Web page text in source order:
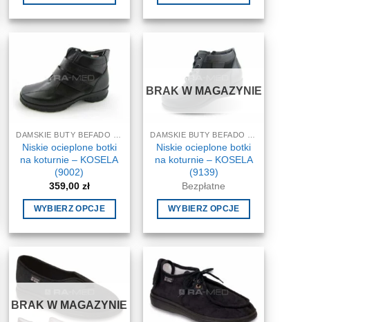
produkt
wiele
wariantów.
Opcje
można
na
stronie
produktu
produkt
wiele
Opcje
na
stronie
produktu
Niskie ocieplone botki
na koturnie – KOSELA
(9002)
359,00 zł
WYBIERZ OPCJE
produkt
wiele
wariantów.
Opcje
BRAK W MAGAZYNIE
Niskie ocieplone botki
na koturnie – KOSELA
(9139)
Bezpłatne
WYBIERZ OPCJE
produkt
wiele
wariantów.
Opcje
BRAK W MAGAZYNIE